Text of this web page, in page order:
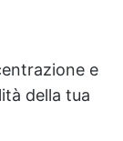
e
della tua